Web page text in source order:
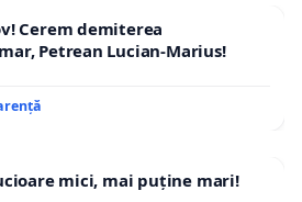
Cerem demiterea
Petrean Lucian-Marius!
mici, mai puține mari!